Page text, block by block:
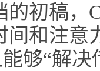
的初稿，
间和注意
够“解